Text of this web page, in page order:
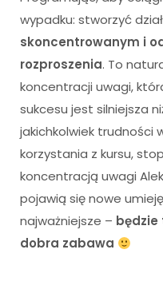
wypadku: stworzyć
skoncentrowanym i
rozproszenia. To
koncentracji uwagi,
sukcesu jest silniejsza
jakichkolwiek trudności
korzystania z kursu,
koncentracją uwagi
pojawią się nowe
najważniejsze – będzie
dobra zabawa